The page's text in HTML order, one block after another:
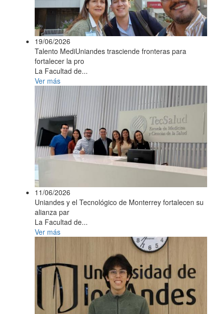
19/06/2026
Talento MediUniandes trasciende fronteras para
fortalecer la pro
La Facultad de...
Ver más
11/06/2026
Uniandes y el Tecnológico de Monterrey fortalecen su
alianza par
La Facultad de...
Ver más